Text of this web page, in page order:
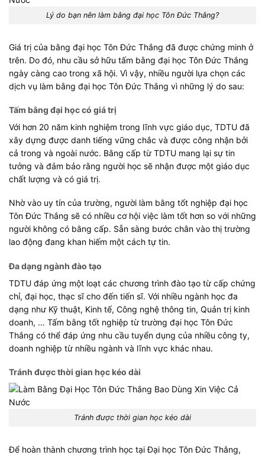
Lý do bạn nên làm bằng đại học Tôn Đức Thắng?
Giá trị của bằng đại học Tôn Đức Thắng đã được chứng minh ở
trên. Do đó, nhu cầu sở hữu tấm bằng đại học Tôn Đức Thắng
ngày càng cao trong xã hội. Vì vậy, nhiều người lựa chọn các
dịch vụ làm bằng đại học Tôn Đức Thắng vì những lý do sau:
Tấm bằng đại học có giá trị
Với hơn 20 năm kinh nghiệm trong lĩnh vực giáo dục, TDTU đã
xây dựng được danh tiếng vững chắc và được công nhận bởi
cả trong và ngoài nước. Bằng cấp từ TDTU mang lại sự tin
tưởng và đảm bảo rằng người học sẽ nhận được một giáo dục
chất lượng và có giá trị.
Nhờ vào uy tín của trường, người làm bằng tốt nghiệp đại học
Tôn Đức Thắng sẽ có nhiều cơ hội việc làm tốt hơn so với những
người không có bằng cấp. Sẵn sàng bước chân vào thị trường
lao động đang khan hiếm một cách tự tin.
Đa dạng ngành đào tạo
TDTU đáp ứng một loạt các chương trình đào tạo từ cấp chứng
chỉ, đại học, thạc sĩ cho đến tiến sĩ. Với nhiều ngành học đa
dạng như Kỹ thuật, Kinh tế, Công nghệ thông tin, Quản trị kinh
doanh, … Tấm bằng tốt nghiệp từ trường đại học Tôn Đức
Thắng có thể đáp ứng nhu cầu tuyển dụng của nhiều công ty,
doanh nghiệp từ nhiều ngành và lĩnh vực khác nhau.
Tránh được thời gian học kéo dài
Tránh được thời gian học kéo dài
Để hoàn thành chương trình học tại Đại học Tôn Đức Thắng,